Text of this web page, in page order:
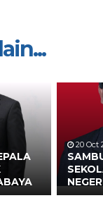
20 Oct